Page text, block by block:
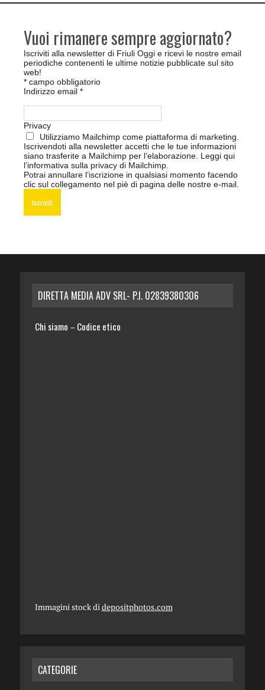
Vuoi rimanere sempre aggiornato?
Iscriviti alla newsletter di Friuli Oggi e ricevi le nostre email
periodiche contenenti le ultime notizie pubblicate sul sito
web!
* campo obbligatorio
Indirizzo email *
Privacy
Utilizziamo Mailchimp come piattaforma di marketing.
Iscrivendoti alla newsletter accetti che le tue informazioni
siano trasferite a Mailchimp per l’elaborazione. Leggi qui
l’informativa sulla privacy di Mailchimp
Potrai annullare l’iscrizione in qualsiasi momento facendo
clic sul collegamento nel piè di pagina delle nostre e-mail.
DIRETTA MEDIA ADV SRL- P.I. 02839380306
Chi siamo – Codice etico
Immagini stock di depositphotos.com
CATEGORIE